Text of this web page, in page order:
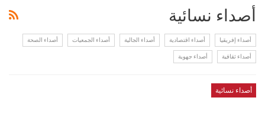
أصداء نسائية
أصداء إفريقيا أصداء اقتصادية أصداء الجالية أصداء الجمعيات أصداء الصحة
أصداء ثقافية أصداء جهوية
أصداء نسائية